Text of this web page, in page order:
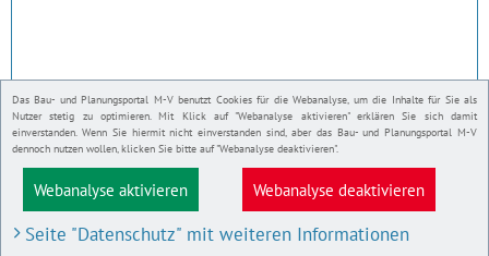
Das Bau- und Planungsportal M-V benutzt Cookies für die Webanalyse, um die Inhalte für Sie als
Nutzer stetig zu optimieren. Mit Klick auf "Webanalyse aktivieren" erklären Sie sich damit
einverstanden. Wenn Sie hiermit nicht einverstanden sind, aber das Bau- und Planungsportal M-V
dennoch nutzen wollen, klicken Sie bitte auf "Webanalyse deaktivieren".
Webanalyse aktivieren Webanalyse deaktivieren
Seite "Datenschutz" mit weiteren Informationen